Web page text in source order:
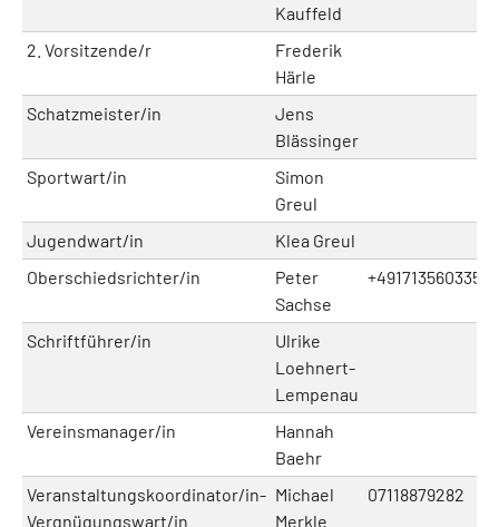
Kauffeld
2. Vorsitzende/r
Frederik
Härle
Schatzmeister/in
Jens
Blässinger
Sportwart/in
Simon
Greul
Jugendwart/in
Klea Greul
Oberschiedsrichter/in
Peter
Sachse
+491713560335
Schriftführer/in
Ulrike
Loehnert-
Lempenau
Vereinsmanager/in
Hannah
Baehr
Veranstaltungskoordinator/in-
Vergnügungswart/in
Michael
Merkle
07118879282